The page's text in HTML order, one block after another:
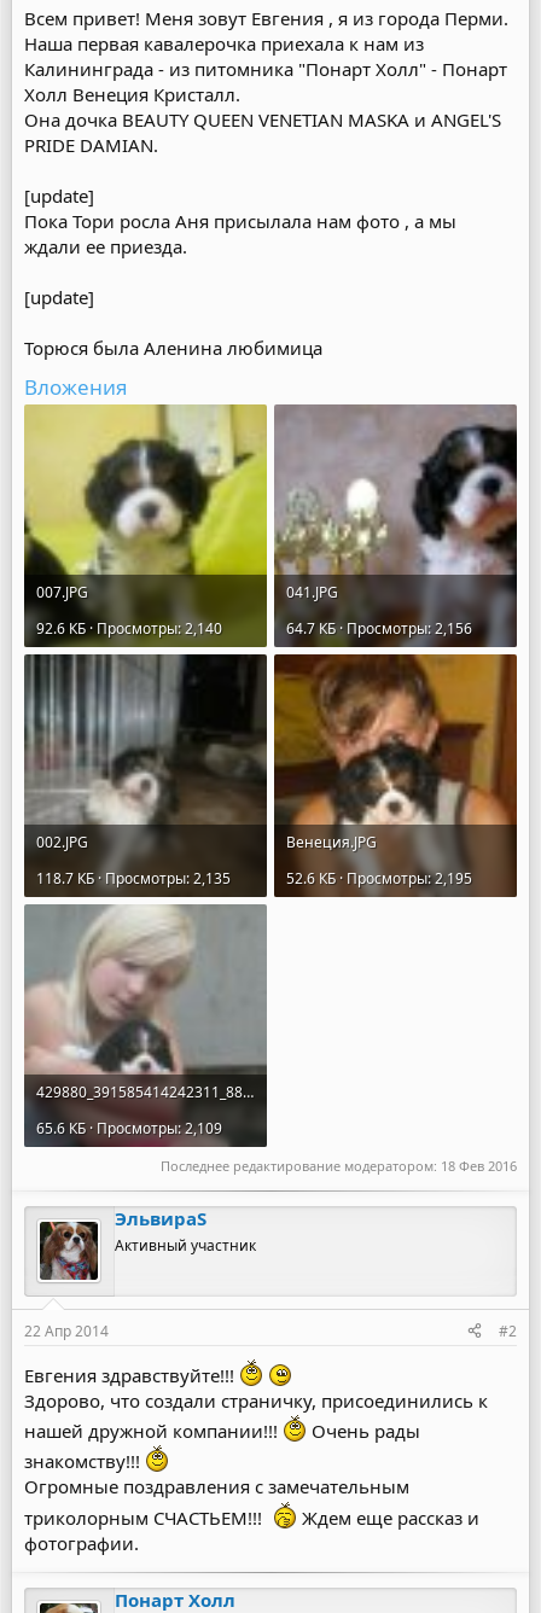
Всем привет! Меня зовут Евгения , я из города Перми.
Наша первая кавалерочка приехала к нам из
Калининграда - из питомника "Понарт Холл" - Понарт
Холл Венеция Кристалл.
Она дочка BEAUTY QUEEN VENETIAN MASKА и ANGEL'S
PRIDE DAMIAN.
[update]
Пока Тори росла Аня присылала нам фото , а мы
ждали ее приезда.
[update]
Торюся была Аленина любимица
Вложения
007.JPG
92.6 КБ · Просмотры: 2,140
041.JPG
64.7 КБ · Просмотры: 2,156
002.JPG
118.7 КБ · Просмотры: 2,135
Венеция.JPG
52.6 КБ · Просмотры: 2,195
429880_391585414242311_882921817_n.jpg
65.6 КБ · Просмотры: 2,109
Последнее редактирование модератором: 18 Фев 2016
ЭльвираS
Активный участник
22 Апр 2014 #2
Евгения здравствуйте!!!
Здорово, что создали страничку, присоединились к
нашей дружной компании!!!
Очень рады
знакомству!!!
Огромные поздравления с замечательным
триколорным СЧАСТЬЕМ!!!
Ждем еще рассказ и
фотографии.
Понарт Холл